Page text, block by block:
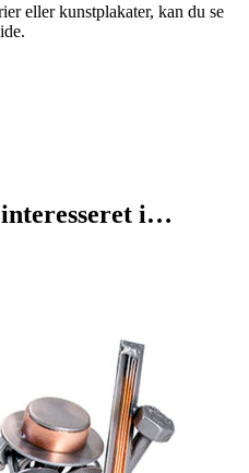
eller kunstplakater, kan du se
i…